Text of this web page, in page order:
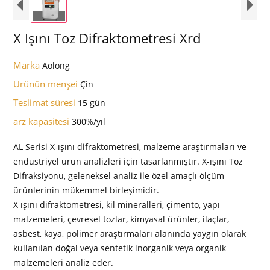
X Işını Toz Difraktometresi Xrd
MarkaAolong
Ürünün menşeiÇin
Teslimat süresi 15 gün
arz kapasitesi300%/yıl
AL Serisi X-ışını difraktometresi, malzeme araştırmaları ve
endüstriyel ürün analizleri için tasarlanmıştır. X-ışını Toz
Difraksiyonu, geleneksel analiz ile özel amaçlı ölçüm
ürünlerinin mükemmel birleşimidir.
X ışını difraktometresi, kil mineralleri, çimento, yapı
malzemeleri, çevresel tozlar, kimyasal ürünler, ilaçlar,
asbest, kaya, polimer araştırmaları alanında yaygın olarak
kullanılan doğal veya sentetik inorganik veya organik
malzemeleri analiz eder.